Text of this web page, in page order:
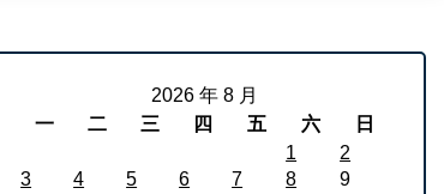
2026 年 8 月
一
二 三 四 五 六
日
1
2
3
4 5 6 7 8
9